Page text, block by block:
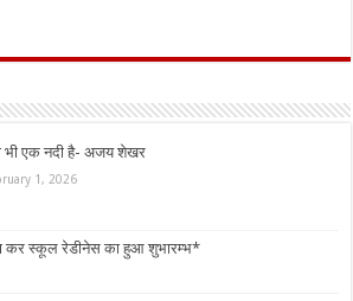
भी एक नदी है- अजय शेखर
1, 2026
कर स्कूल रेडीनेस का हुआ शुभारम्भ*